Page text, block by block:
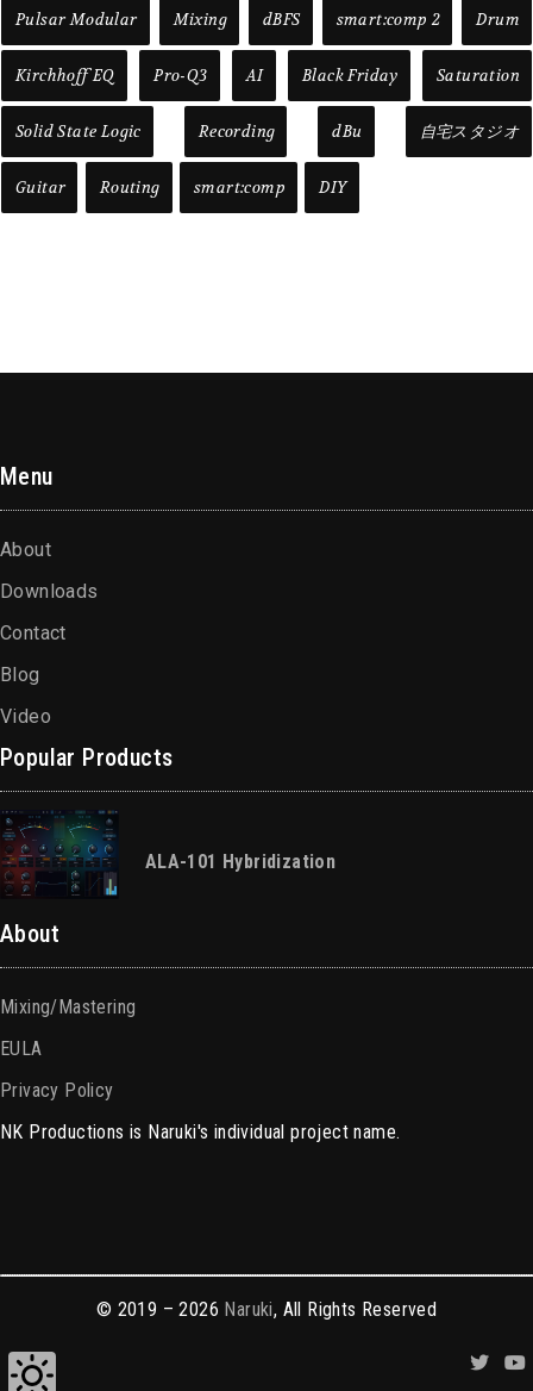
Pulsar Modular Mixing dBFS smart:comp 2 Drum
Kirchhoff EQ Pro-Q3 AI Black Friday Saturation
Solid State Logic Recording dBu 自宅スタジオ
Guitar Routing smart:comp DIY
Menu
About
Downloads
Contact
Blog
Video
Popular Products
ALA-101 Hybridization
About
Mixing/Mastering
EULA
Privacy Policy
NK Productions is Naruki's individual project name.
© 2019 – 2026 Naruki, All Rights Reserved